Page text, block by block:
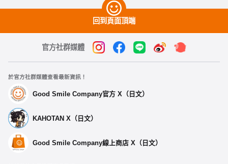
回到頁面頂端
官方社群媒體
於官方社群媒體查看最新資訊！
Good Smile Company官方 X（日文）
KAHOTAN X（日文）
Good Smile Company線上商店 X（日文）